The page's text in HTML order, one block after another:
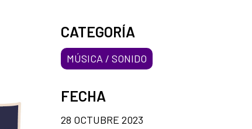
CATEGORÍA
MÚSICA / SONIDO
FECHA
28 OCTUBRE 2023